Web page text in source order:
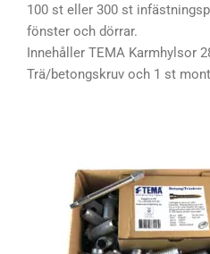
100 st eller 300 st
fönster och dörrar.
Innehåller TEMA Karmhylsor
Trä/betongskruv och 1 st